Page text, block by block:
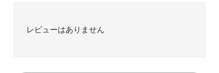
レビューはありません